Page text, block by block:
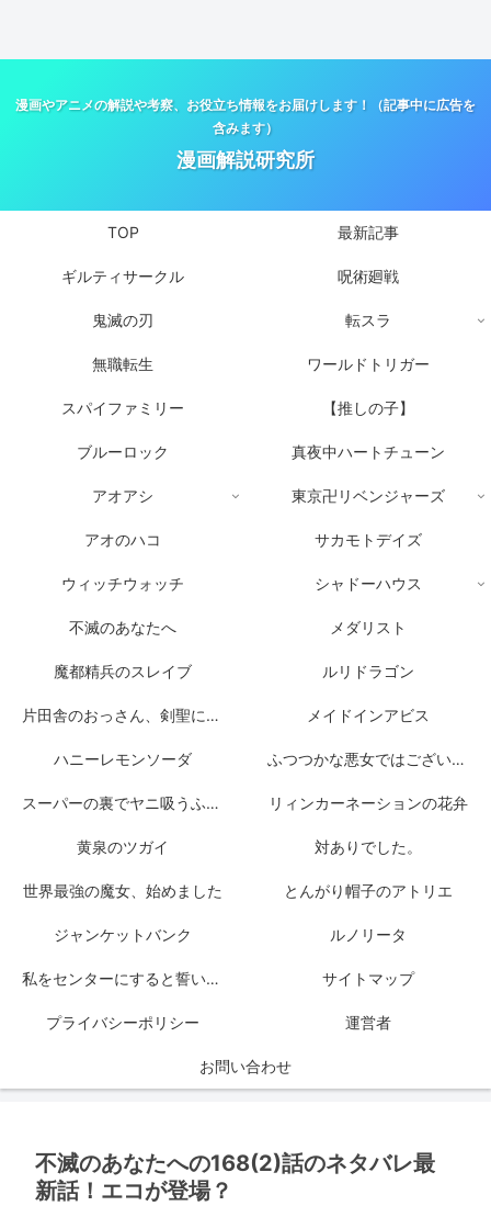
漫画やアニメの解説や考察、お役立ち情報をお届けします！（記事中に広告を
含みます）
漫画解説研究所
TOP 最新記事
ギルティサークル 呪術廻戦
鬼滅の刃 転スラ
無職転生 ワールドトリガー
スパイファミリー 【推しの子】
ブルーロック 真夜中ハートチューン
アオアシ 東京卍リベンジャーズ
アオのハコ サカモトデイズ
ウィッチウォッチ シャドーハウス
不滅のあなたへ メダリスト
魔都精兵のスレイブ ルリドラゴン
片田舎のおっさん、剣聖になる メイドインアビス
ハニーレモンソーダ ふつつかな悪女ではございますが
スーパーの裏でヤニ吸うふたり リィンカーネーションの花弁
黄泉のツガイ 対ありでした。
世界最強の魔女、始めました とんがり帽子のアトリエ
ジャンケットバンク ルノリータ
私をセンターにすると誓いますか？ サイトマップ
プライバシーポリシー 運営者
お問い合わせ
不滅のあなたへの168(2)話のネタバレ最
新話！エコが登場？